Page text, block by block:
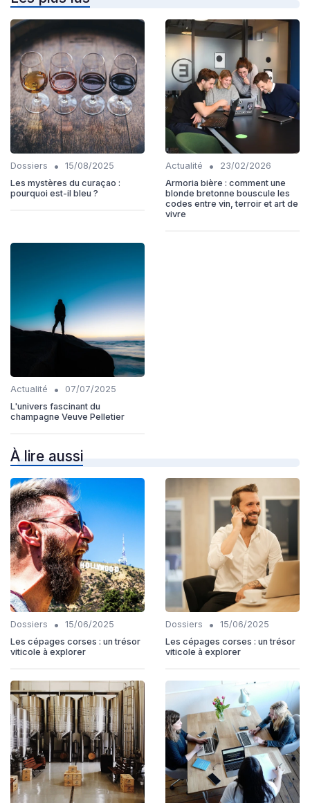
Dossiers •
15/08/2025
Les mystères du curaçao :
pourquoi est-il bleu ?
Actualité •
23/02/2026
Armoria bière : comment une
blonde bretonne bouscule les
codes entre vin, terroir et art de
vivre
Actualité •
07/07/2025
L'univers fascinant du
champagne Veuve Pelletier
À lire aussi
Dossiers •
15/06/2025
Les cépages corses : un trésor
viticole à explorer
Dossiers •
15/06/2025
Les cépages corses : un trésor
viticole à explorer